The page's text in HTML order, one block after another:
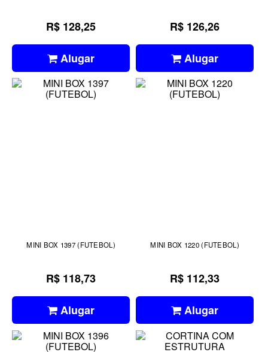
R$ 128,25
Alugar
R$ 126,26
Alugar
MINI BOX 1397 (FUTEBOL)
R$ 118,73
Alugar
MINI BOX 1220 (FUTEBOL)
R$ 112,33
Alugar